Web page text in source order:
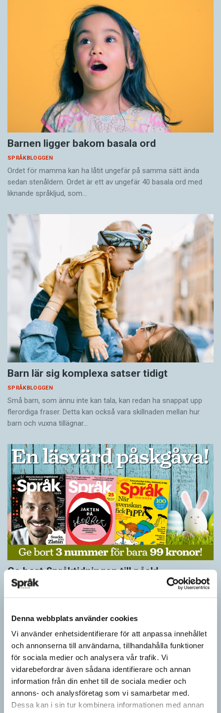
Denna webbplats använder cookies
Vi använder enhetsidentifierare för att anpassa innehållet
och annonserna till användarna, tillhandahålla funktioner
för sociala medier och analysera vår trafik. Vi
vidarebefordrar även sådana identifierare och annan
information från din enhet till de sociala medier och
annons- och analysföretag som vi samarbetar med.
Dessa kan i sin tur kombinera informationen med annan
Barnen ligger bakom basala ord
SPRÅKBLOGGEN
Ordet för mamma kan ha låtit ungefär på samma sätt ända
sedan stenåldern. Ordet är ett av ungefär 40 basala ord med
liknande språkljud, som…
Barn lär sig komplexa satser tidigt
SPRÅKBLOGGEN
Små barn, som ännu inte kan tala, kan redan ha snappat upp
flerordiga fraser. Detta kan också vara skillnaden mellan hur
barn och vuxna tillägnar…
Ge bort Språktidningen till påsk!
SPRÅKBLOGGEN
Inför påsken har vi ett riktigt fint erbjudande. Just nu kan du ge
också…